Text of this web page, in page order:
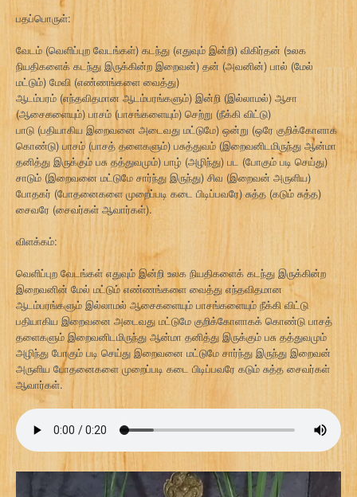
பதப்பொருள்:
வேடம் (வெளிப்புற வேடங்கள்) கடந்து (எதுவும் இன்றி) விகிர்தன் (உலக
நியதிகளைக் கடந்து இருக்கின்ற இறைவன்) தன் (அவனின்) பால் (மேல்
மட்டும்) மேவி (எண்ணங்களை வைத்து)
ஆடம்பரம் (எந்தவிதமான ஆடம்பரங்களும்) இன்றி (இல்லாமல்) ஆசா
(ஆசைகளையும்) பாசம் (பாசங்களையும்) செற்று (நீக்கி விட்டு)
பாடு (பதியாகிய இறைவனை அடைவது மட்டுமே) ஒன்று (ஒரே குறிக்கோளாக
கொண்டு) பாசம் (பாசத் தளைகளும்) பசுத்துவம் (இறைவனிடமிருந்து ஆன்மா
தனித்து இருக்கும் பசு தத்துவமும்) பாழ் (அழிந்து) பட (போகும் படி செய்து)
சாடும் (இறைவனை மட்டுமே சார்ந்து இருந்து) சிவ (இறைவன் அருளிய)
போதகர் (போதனைகளை முறைப்படி கடை பிடிப்பவரே) சுத்த (கடும் சுத்த)
சைவரே (சைவர்கள் ஆவார்கள்).
விளக்கம்:
வெளிப்புற வேடங்கள் எதுவும் இன்றி உலக நியதிகளைக் கடந்து இருக்கின்ற
இறைவனின் மேல் மட்டும் எண்ணங்களை வைத்து எந்தவிதமான
ஆடம்பரங்களும் இல்லாமல் ஆசைகளையும் பாசங்களையும் நீக்கி விட்டு
பதியாகிய இறைவனை அடைவது மட்டுமே குறிக்கோளாகக் கொண்டு பாசத்
தளைகளும் இறைவனிடமிருந்து ஆன்மா தனித்து இருக்கும் பசு தத்துவமும்
அழிந்து போகும் படி செய்து இறைவனை மட்டுமே சார்ந்து இருந்து இறைவன்
அருளிய போதனைகளை முறைப்படி கடை பிடிப்பவரே கடும் சுத்த சைவர்கள்
ஆவார்கள்.